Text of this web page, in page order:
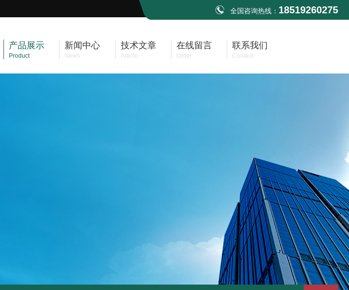
全国咨询热线： 18519260275
产品展示
Product
新闻中心
News
技术文章
Article
在线留言
Order
联系我们
Contact